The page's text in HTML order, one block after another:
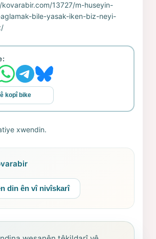
13727/m-huseyin-
bile-yasak-iken-biz-neyi-
kopî bike
xwendin.
din ên vî nivîskarî